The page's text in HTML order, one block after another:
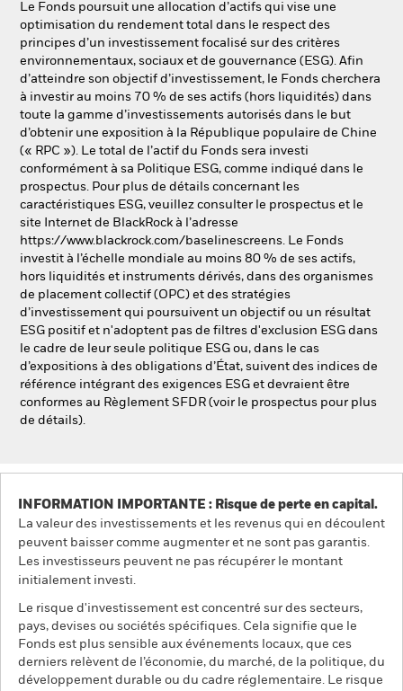
Le Fonds poursuit une allocation d’actifs qui vise une
optimisation du rendement total dans le respect des
principes d’un investissement focalisé sur des critères
environnementaux, sociaux et de gouvernance (ESG). Afin
d’atteindre son objectif d’investissement, le Fonds cherchera
à investir au moins 70 % de ses actifs (hors liquidités) dans
toute la gamme d’investissements autorisés dans le but
d’obtenir une exposition à la République populaire de Chine
(« RPC »). Le total de l’actif du Fonds sera investi
conformément à sa Politique ESG, comme indiqué dans le
prospectus. Pour plus de détails concernant les
caractéristiques ESG, veuillez consulter le prospectus et le
site Internet de BlackRock à l’adresse
https://www.blackrock.com/baselinescreens. Le Fonds
investit à l’échelle mondiale au moins 80 % de ses actifs,
hors liquidités et instruments dérivés, dans des organismes
de placement collectif (OPC) et des stratégies
d’investissement qui poursuivent un objectif ou un résultat
ESG positif et n'adoptent pas de filtres d'exclusion ESG dans
le cadre de leur seule politique ESG ou, dans le cas
d’expositions à des obligations d’État, suivent des indices de
référence intégrant des exigences ESG et devraient être
conformes au Règlement SFDR (voir le prospectus pour plus
de détails).
INFORMATION IMPORTANTE : Risque de perte en capital.
La valeur des investissements et les revenus qui en découlent
peuvent baisser comme augmenter et ne sont pas garantis.
Les investisseurs peuvent ne pas récupérer le montant
initialement investi.
Le risque d'investissement est concentré sur des secteurs,
pays, devises ou sociétés spécifiques. Cela signifie que le
Fonds est plus sensible aux événements locaux, que ces
derniers relèvent de l’économie, du marché, de la politique, du
développement durable ou du cadre réglementaire. Le risque